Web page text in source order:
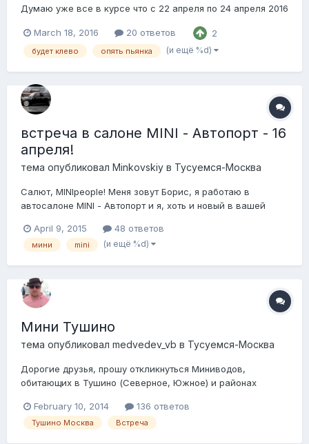
Думаю уже все в курсе что с 22 апреля по 24 апреля 2016
Питера, Москвы и даже из Киева)) Мы готовимся вовсю и
ждем всех в гости. Время проведем весело и интересно.
March 18, 2016 20 ответов 2
будет клево опять пьянка (и ещё %d)
встреча в салоне MINI - Автопорт - 16
апреля!
тема опубликовал Minkovskiy в Тусуемся-Москва
Салют, MINIpeople! Меня зовут Борис, я работаю в
автосалоне MINI - Автопорт и я, хоть и новый в вашей
сердцем! Мне, как и моим коллегам, было бы очень
интересно пообщаться с другими владельцами Мини и мы
April 9, 2015 48 ответов
мини mini (и ещё %d)
Мини Тушино
тема опубликовал medvedev_vb в Тусуемся-Москва
Дорогие друзья, прошу откликнуться Миниводов,
обитающих в Тушино (Северное, Южное) и районах
районе", встретимся, пообщаемся. Можно рассмотреть
варианты совместного веселого времяпрепровождения.
February 10, 2014 136 ответов
Тушино Москва Встреча